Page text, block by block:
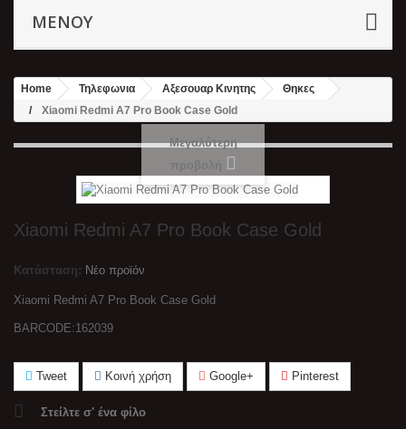
ΜΕΝΟΎ
Home Τηλεφωνια Αξεσουαρ Κινητης
Θηκες
Xiaomi Redmi A7 Pro Book Case Gold
Μεγαλύτερη
Xiaomi Redmi A7 Pro Book Case Gold
Κατάσταση: Νέο προϊόν
Xiaomi Redmi A7 Pro Book Case Gold
BARCODE:162039
Tweet Κοινή χρήση Google+ Pinterest
Στείλτε σ' ένα φίλο